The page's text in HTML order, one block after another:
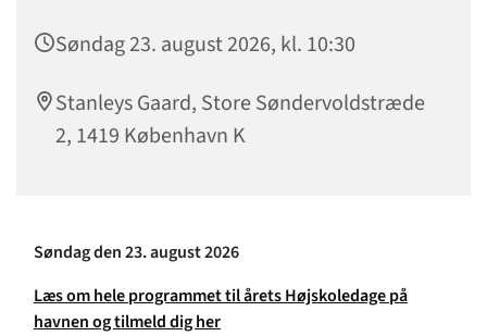
Søndag 23. august 2026, kl. 10:30
Stanleys Gaard, Store Søndervoldstræde
2, 1419 København K
Søndag den 23. august 2026
Læs om hele programmet til årets Højskoledage på
havnen og tilmeld dig her